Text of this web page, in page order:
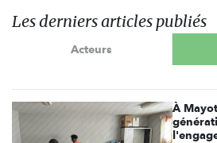
Les derniers articles publiés
Acteurs
À